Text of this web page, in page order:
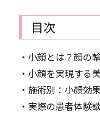
目次
・小顔とは？顔の
・小顔を実現する
・施術別：小顔効
・実際の患者体験